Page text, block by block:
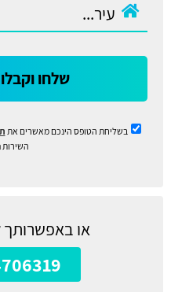
שלחו
בשליחת הטופס הינכם מאשרים את
השירות
או באפשרותך